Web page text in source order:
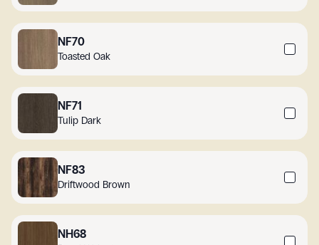
NF70
Toasted Oak
NF71
Tulip Dark
NF83
Driftwood Brown
NH68